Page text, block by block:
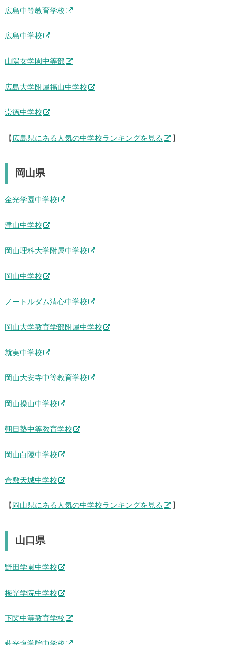
広島中等教育学校
広島中学校
山陽女学園中等部
広島大学附属福山中学校
崇徳中学校
【 広島県にある人気の中学校ランキングを見る 】
岡山県
金光学園中学校
津山中学校
岡山理科大学附属中学校
岡山中学校
ノートルダム清心中学校
岡山大学教育学部附属中学校
就実中学校
岡山大安寺中等教育学校
岡山操山中学校
朝日塾中等教育学校
岡山白陵中学校
倉敷天城中学校
【 岡山県にある人気の中学校ランキングを見る 】
山口県
野田学園中学校
梅光学院中学校
下関中等教育学校